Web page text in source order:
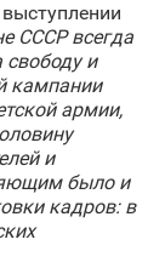
СССР всегда
свободу и
кампании
армии,
и
было и
кадров: в